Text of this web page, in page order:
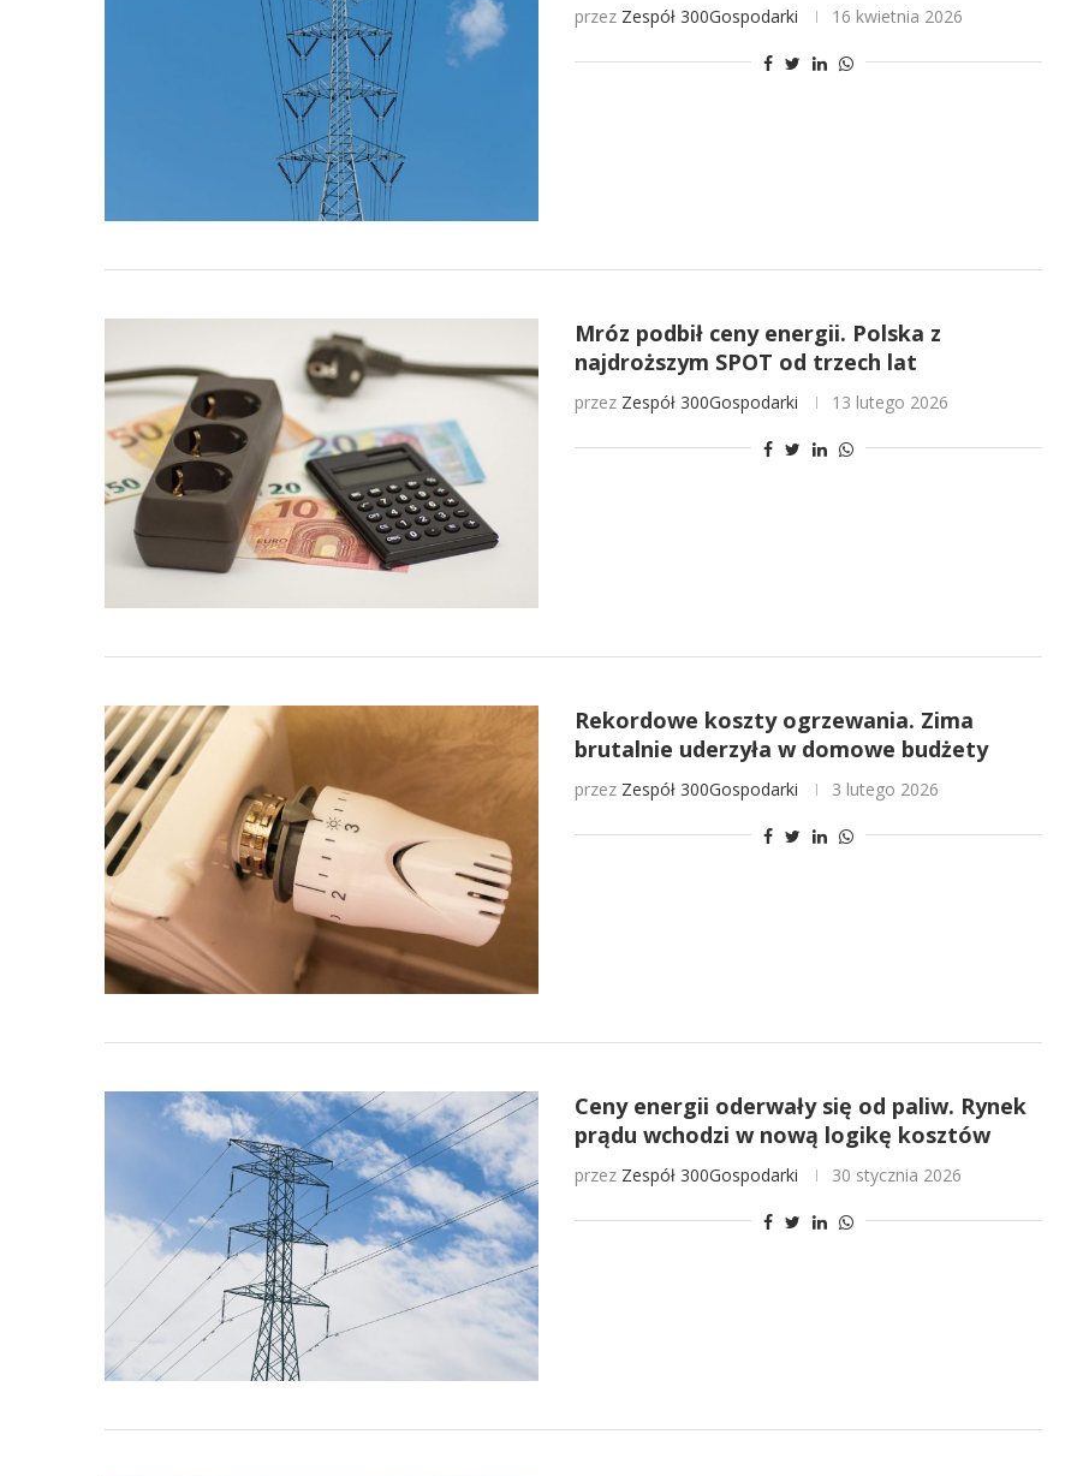
przez Zespół 300Gospodarki 16 kwietnia 2026
Mróz podbił ceny energii. Polska z
najdroższym SPOT od trzech lat
przez Zespół 300Gospodarki 13 lutego 2026
Rekordowe koszty ogrzewania. Zima
brutalnie uderzyła w domowe budżety
przez Zespół 300Gospodarki 3 lutego 2026
Ceny energii oderwały się od paliw. Rynek
prądu wchodzi w nową logikę kosztów
przez Zespół 300Gospodarki 30 stycznia 2026